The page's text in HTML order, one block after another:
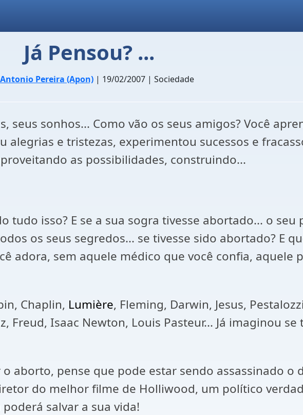
Já Pensou? ...
Antonio Pereira (Apon)| 19/02/2007 | Sociedade
seus sonhos... Como vão os seus amigos? Você
alegrias e tristezas, experimentou sucessos e
as possibilidades, construindo...
tudo isso? E se a sua sogra tivesse abortado... o seu
os seus segredos... se tivesse sido abortado? E
adora, sem aquele médico que você confia, aquele
Chaplin, Lumière, Fleming, Darwin, Jesus,
Freud, Isaac Newton, Louis Pasteur... Já imaginou
aborto, pense que pode estar sendo assassinado o
do melhor filme de Holliwood, um político
salvar a sua vida!